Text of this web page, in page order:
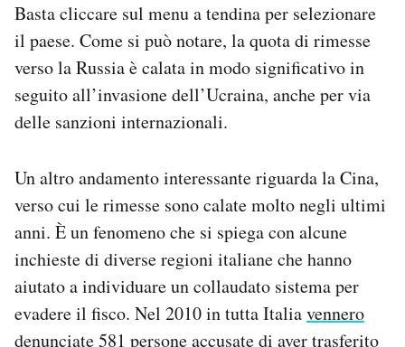
Basta cliccare sul menu a tendina per selezionare
il paese. Come si può notare, la quota di rimesse
verso la Russia è calata in modo significativo in
seguito all’invasione dell’Ucraina, anche per via
delle sanzioni internazionali.
Un altro andamento interessante riguarda la Cina,
verso cui le rimesse sono calate molto negli ultimi
anni. È un fenomeno che si spiega con alcune
inchieste di diverse regioni italiane che hanno
aiutato a individuare un collaudato sistema per
evadere il fisco. Nel 2010 in tutta Italiavennero
denunciate581 persone accusate di aver trasferito